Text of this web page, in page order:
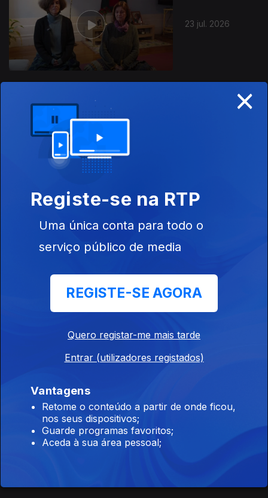
23 jul. 2026
21 jul. 2026
20 jul. 2026
×
Registe-se na RTP
Uma única conta para todo o
serviço público de media
REGISTE-SE AGORA
Quero registar-me mais tarde
Entrar (utilizadores registados)
Vantagens
Retome o conteúdo a partir de onde ficou,
nos seus dispositivos;
Guarde programas favoritos;
Aceda à sua área pessoal;